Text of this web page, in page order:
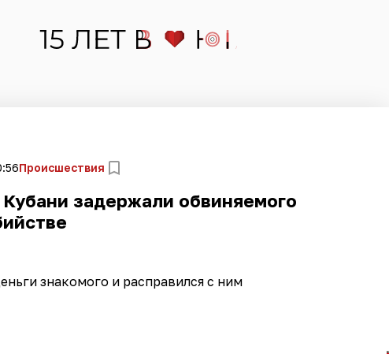
Происшествия
задержали обвиняемого
знакомого и расправился с ним